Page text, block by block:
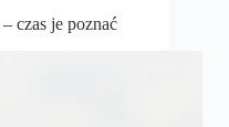
czas je poznać